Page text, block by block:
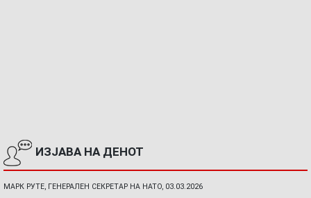
ИЗЈАВА НА ДЕНОТ
МАРК РУТЕ, ГЕНЕРАЛЕН СЕКРЕТАР НА НАТО, 03.03.2026